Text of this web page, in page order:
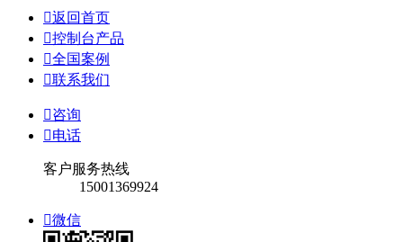
返回首页
控制台产品
全国案例
联系我们
咨询
电话
客户服务热线
15001369924
微信